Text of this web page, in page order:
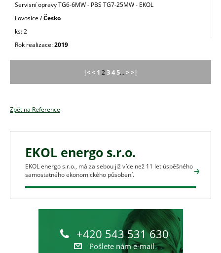
Servisní opravy TG6-6MW - PBS TG7-25MW - EKOL
Lovosice /Česko
2
2019
|<< 1 2345...>>|
Zpět na Reference
EKOL energo s.r.o.
EKOL energo s.r.o., má za sebou již více než 11 let úspěšného
samostatného ekonomického působení.
+420 543 531 630
Pošlete nám e-mail